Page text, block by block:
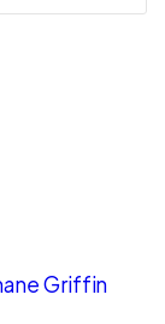
Griffin